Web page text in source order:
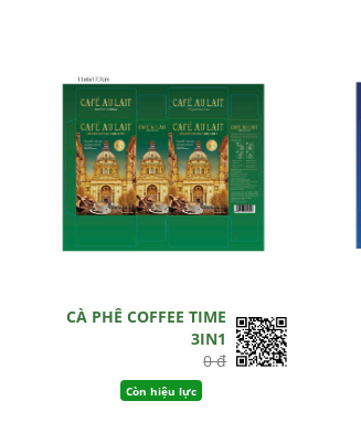
CÀ PHÊ COFFEE TIME
3IN1
0 đ
Còn hiệu lực